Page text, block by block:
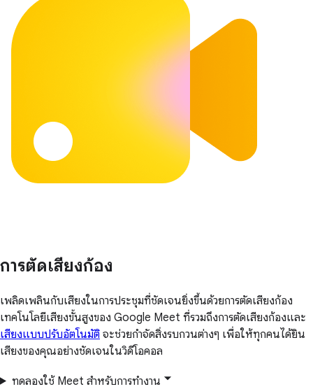
การตัดเสียงก้อง
เพลิดเพลินกับเสียงในการประชุมที่ชัดเจนยิ่งขึ้นด้วยการตัดเสียงก้อง
เทคโนโลยีเสียงขั้นสูงของ Google Meet ที่รวมถึงการตัดเสียงก้องและ
เสียงแบบปรับอัตโนมัติ จะช่วยกำจัดสิ่งรบกวนต่างๆ เพื่อให้ทุกคนได้ยิน
เสียงของคุณอย่างชัดเจนในวิดีโอคอล
ทดลองใช้ Meet สำหรับการทำงาน